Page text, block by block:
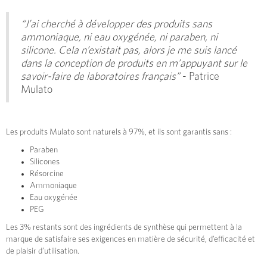
“J’ai cherché à développer des produits sans
ammoniaque, ni eau oxygénée, ni paraben, ni
silicone. Cela n’existait pas, alors je me suis lancé
dans la conception de produits en m’appuyant sur le
savoir-faire de laboratoires français”- Patrice
Mulato
Les produits Mulato sont naturels à 97%, et ils sont garantis sans :
Paraben
Silicones
Résorcine
Ammoniaque
Eau oxygénée
PEG
Les 3% restants sont des ingrédients de synthèse qui permettent à la
marque de satisfaire ses exigences en matière de sécurité, d’efficacité et
de plaisir d’utilisation.